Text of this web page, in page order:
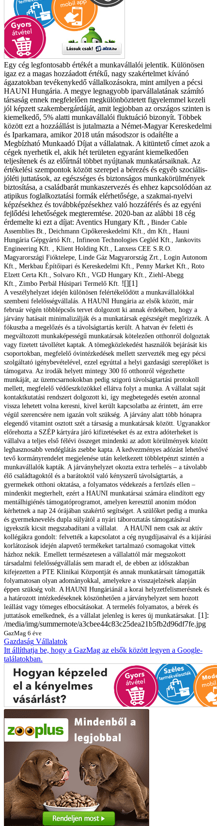
Egy cég legfontosabb értékét a munkavállalói jelentik. Különösen
igaz ez a magas hozzáadott értékű, nagy szakértelmet kívánó
ágazatokban tevékenykedő vállalkozásokra, mint amilyen a pécsi
HAUNI Hungária. A megye legnagyobb iparvállalatának számító
társaság ennek megfelelően megkülönböztetett figyelemmel kezeli
jól képzett szakembergárdáját, amit legjobban az országos szinten is
kiemelkedő, 5% alatti munkavállalói fluktuáció bizonyít. Többek
között ezt a hozzáállást is jutalmazta a Német-Magyar Kereskedelmi
és Iparkamara, amikor 2018 után másodszor is odaítélte a
Megbízható Munkaadó Díjat a vállalatnak. A kitüntető címet azok a
cégek nyerhetik el, akik hét területen egyaránt kiemelkedően
teljesítenek és az előírtnál többet nyújtanak munkatársaiknak. Az
értékelési szempontok között szerepel a bérezés és egyéb szociális-
jóléti juttatások, az egészséges és biztonságos munkakörülmények
biztosítása, a családbarát munkaszervezés és ehhez kapcsolódóan az
atipikus foglalkoztatási formák elérhetősége, a szakmai-nyelvi
képzésekhez és továbbképzésekhez való hozzáférés és az egyéni
fejlődési lehetőségek megteremtése. 2020-ban az alábbi 18 cég
érdemelte ki ezt a díjat: Aventics Hungary Kft. , Binder Cable
Assemblies Bt., Deichmann Cipőkereskedelmi Kft., dm Kft., Hauni
Hungária Gépgyártó Kft., Infineon Technologies Cegléd Kft., Jankovits
Engineering Kft. , Klient Holding Kft., Lanxess CEE S.R.O.
Magyarországi Fióktelepe, Linde Gáz Magyarország Zrt., Login Autonom
Kft., Merkbau Építőipari és Kereskedelmi Kft., Penny Market Kft., Roto
Elzett Certa Kft., Solvaro Kft., VGD Hungary Kft., Ziehl-Abegg
Kft., Zimbo Perbál Húsipari Termelő Kft. ![][1]
A veszélyhelyzet idején különösen felértékelődött a munkavállalókkal
szembeni felelősségvállalás. A HAUNI Hungária az elsők között, már
február végén többlépcsős tervet dolgozott ki annak érdekében, hogy a
járvány hatásait minimalizálják és a munkatársak egészségét megőrizzék. A
fókuszba a megelőzés és a távolságtartás került. A hatvan év feletti és
megváltozott munkaképességű munkatársak kötelezően otthonról dolgoztak
vagy fizetett távollétet kaptak. A tömegközlekedést használók bejárását kis
csoportokban, megfelelő óvintézkedések mellett szervezték meg egy pécsi
szolgáltató igénybevételével, ezzel egyúttal a helyi gazdasági szereplőket is
támogatva. Az irodák helyett mintegy 300 fő otthonról végezhette
munkáját, az üzemcsarnokokban pedig szigorú távolságtartási protokoll
mellett, megfelelő védőeszközökkel ellátva folyt a munka. A vállalat saját
kontaktkutatási rendszert dolgozott ki, így megbetegedés esetén azonnal
vissza lehetett volna keresni, kivel került kapcsolatba az érintett, ám erre
végül szerencsére nem igazán volt szükség. A járvány alatt több hónapra
elegendő vitamint osztott szét a társaság a munkatársak között. Ugyanakkor
előrehozta a SZÉP kártyára járó kifizetéseket és az extra adóterheket is
vállalva a teljes első félévi összeget mindenki az adott körülmények között
leghasznosabb vendéglátás zsebbe kapta. A kedvezményes adózást lehetővé
tevő kormányrendelet megjelenése után keletkezett többletpénzt szintén a
munkavállalók kapták. A járványhelyzet okozta extra terhelés – a távolabb
élő családtagoktól és a barátoktól való kényszerű távolságtartás, a
gyermekek otthoni oktatása, a folyamatos védekezés a fertőzés ellen –
mindenkit megterhelt, ezért a HAUNI munkatársai számára elindított egy
mentálhigiénés támogatóprogramot, amelyen keresztül anonim módon
kérhetnek a nap 24 órájában szakértő segítséget. A szülőket pedig a munka
és gyermeknevelés dupla súlyától a nyári táboroztatás támogatásával
igyekszik kicsit megszabadítani a vállalat.
A HAUNI nem csak az aktív
kollégákra gondolt: felvették a kapcsolatot a cég nyugdíjasaival és a kijárási
korlátozások idején alapvető termékeket tartalmazó csomagokat vittek
házhoz nekik. Emellett természetesen a vállalattól már megszokott
társadalmi felelősségvállalás sem maradt el, de ebben az időszakban
kifejezetten a PTE Klinikai Központját és annak munkatársait támogatták
folyamatosan olyan adományokkal, amelyekre a visszajelzések alapján
éppen szükség volt. A HAUNI Hungáriánál a korai helyzetfelismerésnek és
a határozott intézkedéseknek köszönhetően a járványhelyzet sem hozott
leállást vagy tömeges elbocsátásokat. A termelés folyamatos, a bérek és
juttatások emelkednek, és a vállalat jelenleg is keres új munkatársakat. [1]:
/media/img/summernote/a3cbee44c83c25dea21b5fb2d96df7fe.jpg
GazMag 6 éve
Gazdaság Vállalatok
Itt állíthatja be, hogy a GazMag az elsők között legyen a Google-
találatokban.